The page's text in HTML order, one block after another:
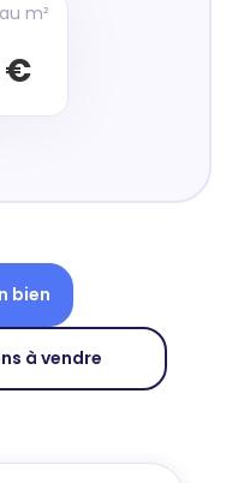
m²
€
bien
à vendre